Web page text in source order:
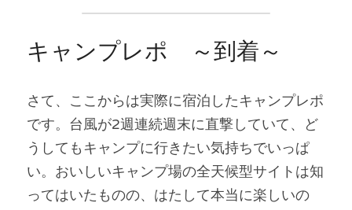
キャンプレポ　～到着～
さて、ここからは実際に宿泊したキャンプレポ
です。台風が2週連続週末に直撃していて、ど
うしてもキャンプに行きたい気持ちでいっぱ
い。おいしいキャンプ場の全天候型サイトは知
ってはいたものの、はたして本当に楽しいの